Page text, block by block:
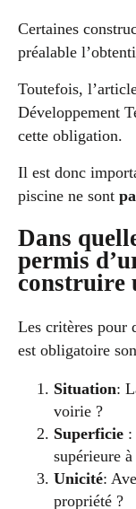
Certaines
préalable
Toutefois,
Développement
cette obligation.
Il est donc
piscine ne sont
Dans
permis
construire
Les critères pour
est obligatoire
Situation:
voirie ?
Superficie :
supérieure
Unicité:
propriété ?